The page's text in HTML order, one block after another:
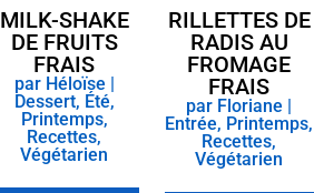
MILK-SHAKE
DE FRUITS
FRAIS
par Héloïse |
Dessert, Été,
Printemps,
Recettes,
Végétarien
RILLETTES DE
RADIS AU
FROMAGE
FRAIS
par Floriane |
Entrée, Printemps,
Recettes,
Végétarien